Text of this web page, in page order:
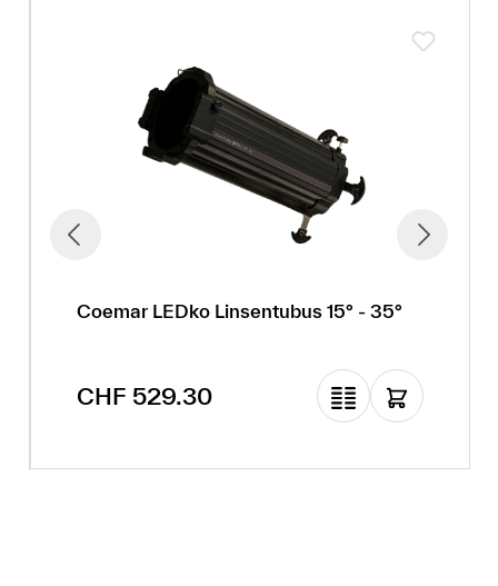
Coemar LEDko Linsentubus 15° - 35°
Regulärer Preis:
CHF 529.30